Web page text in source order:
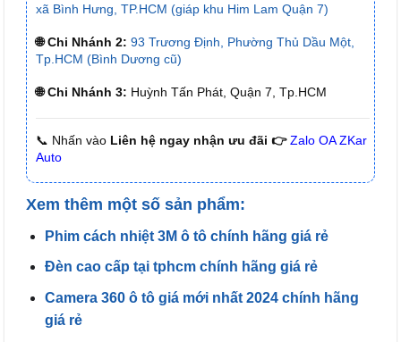
xã Bình Hưng, TP.HCM (giáp khu Him Lam Quận 7)
🌐 Chi Nhánh 2: 93 Trương Định, Phường Thủ Dầu Một,
Tp.HCM (Bình Dương cũ)
🌐 Chi Nhánh 3: Huỳnh Tấn Phát, Quận 7, Tp.HCM
📞 Nhấn vào Liên hệ ngay nhận ưu đãi 👉 Zalo OA ZKar
Auto
Xem thêm một số sản phẩm:
Phim cách nhiệt 3M ô tô chính hãng giá rẻ
Đèn cao cấp tại tphcm chính hãng giá rẻ
Camera 360 ô tô giá mới nhất 2024 chính hãng
giá rẻ